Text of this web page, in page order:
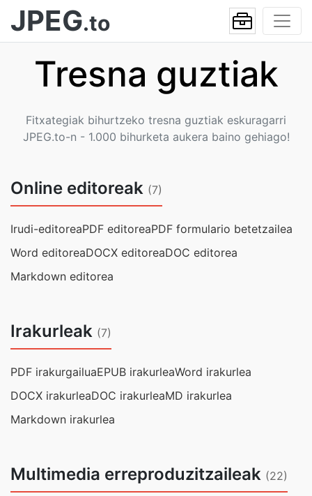
JPEG.to
Tresna guztiak
Fitxategiak bihurtzeko tresna guztiak eskuragarri
JPEG.to-n - 1.000 bihurketa aukera baino gehiago!
Online editoreak (7)
Irudi-editoreaPDF editoreaPDF formulario betetzailea
Word editoreaDOCX editoreaDOC editorea
Markdown editorea
Irakurleak (7)
PDF irakurgailuaEPUB irakurleaWord irakurlea
DOCX irakurleaDOC irakurleaMD irakurlea
Markdown irakurlea
Multimedia erreproduzitzaileak (22)